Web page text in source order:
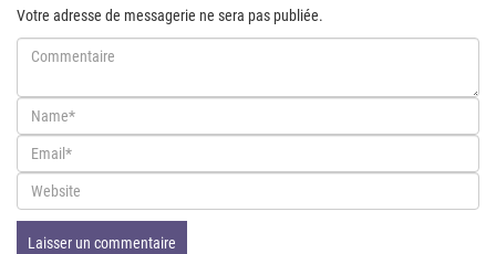
Votre adresse de messagerie ne sera pas publiée.